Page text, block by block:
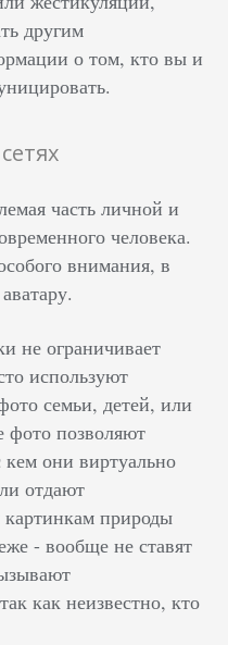
другим
о том, кто вы и
часть личной и
человека.
внимания, в
не ограничивает
используют
семьи, детей, или
позволяют
кем они виртуально
отдают
природы
- вообще не ставят
как неизвестно, кто